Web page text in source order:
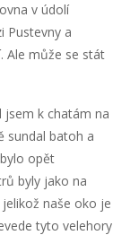
v údolí
Pustevny a
Ale může se stát
jsem k chatám na
sundal batoh a
opět
byly jako na
jelikož naše oko je
tyto velehory